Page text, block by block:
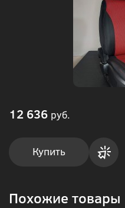
12 636 руб.
Купить
Похожие товары